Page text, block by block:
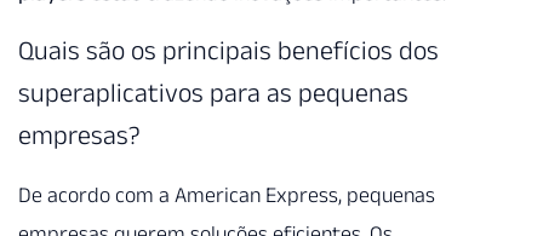
Quais são os principais benefícios dos
superaplicativos para as pequenas
empresas?
De acordo com a American Express, pequenas